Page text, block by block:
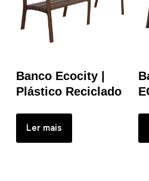
Banco Ecocity |
Plástico Reciclado
Ler mais